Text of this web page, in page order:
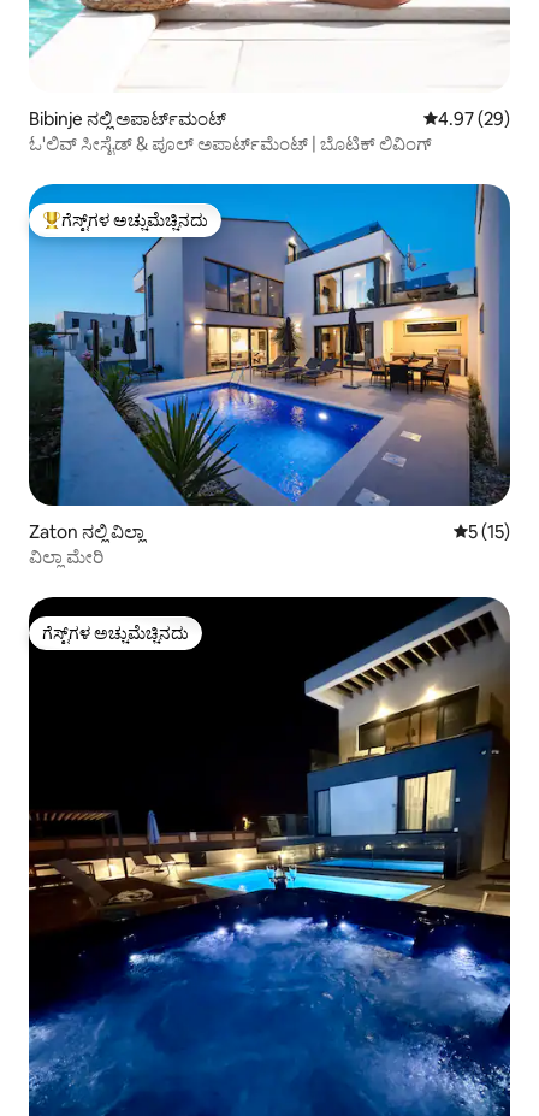
Bibinje ನಲ್ಲಿ ಅಪಾರ್ಟ್‌ಮಂಟ್ 5 ರಲ್ಲಿ 4.97
4.97 (29)
ಓ'ಲಿವ್ ಸೀಸೈಡ್ & ಪೂಲ್ ಅಪಾರ್ಟ್‌ಮೆಂಟ್ | ಬೊಟಿಕ್ ಲಿವಿಂಗ್
ಗೆಸ್ಟ್‌ಗಳಿಗೆ ಅತಿ ಹೆಚ್ಚು ಅಚ್ಚುಮೆಚ್ಚಿನದು
ಗೆಸ್ಟ್‌ಗಳ ಅಚ್ಚುಮೆಚ್ಚಿನದು
Zaton ನಲ್ಲಿ ವಿಲ್ಲಾ 5 ರಲ್ಲಿ 5
5 (15)
ವಿಲ್ಲಾ ಮೇರಿ
ಗೆಸ್ಟ್‌ಗಳ ಅಚ್ಚುಮೆಚ್ಚಿನದು
ಗೆಸ್ಟ್‌ಗಳ ಅಚ್ಚುಮೆಚ್ಚಿನದು